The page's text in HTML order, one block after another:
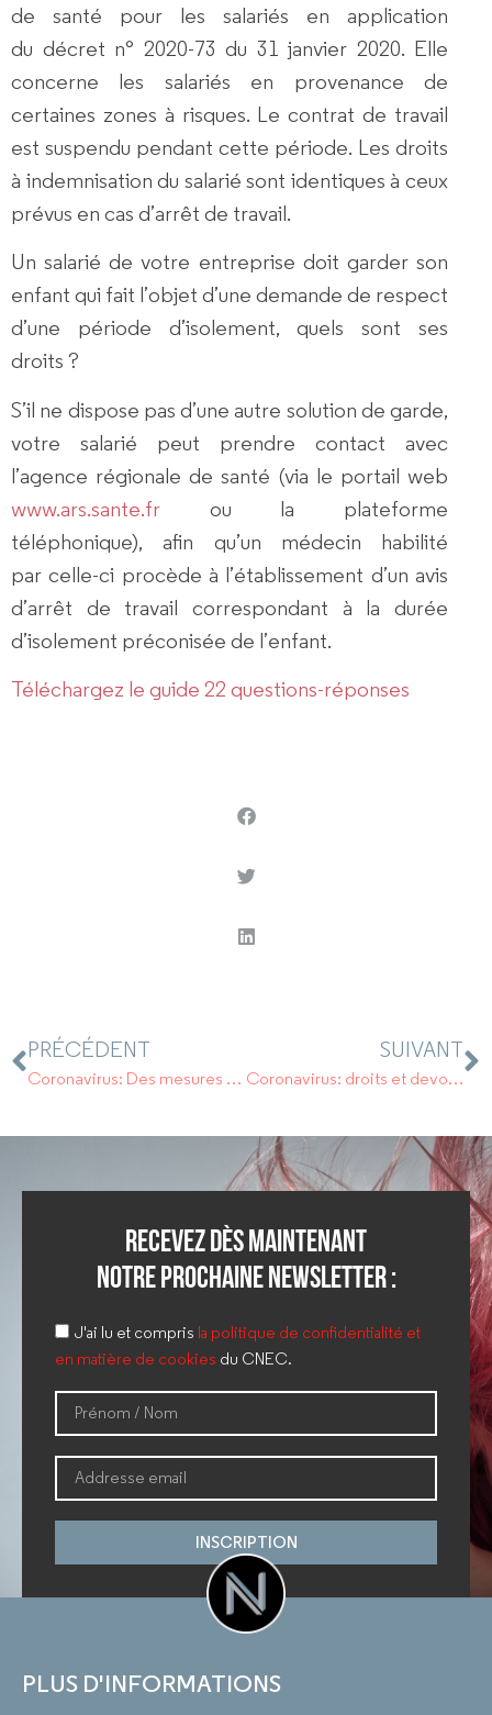
de santé pour les salariés en application
du décret n° 2020-73 du 31 janvier 2020. Elle
concerne les salariés en provenance de
certaines zones à risques. Le contrat de travail
est suspendu pendant cette période. Les droits
à indemnisation du salarié sont identiques à ceux
prévus en cas d’arrêt de travail.
Un salarié de votre entreprise doit garder son
enfant qui fait l’objet d’une demande de respect
d’une période d’isolement, quels sont ses
droits ?
S’il ne dispose pas d’une autre solution de garde,
votre salarié peut prendre contact avec
l’agence régionale de santé (via le portail web
www.ars.sante.fr ou la plateforme
téléphonique), afin qu’un médecin habilité
par celle-ci procède à l’établissement d’un avis
d’arrêt de travail correspondant à la durée
d’isolement préconisée de l’enfant.
Téléchargez le guide 22 questions-réponses
PRÉCÉDENT
Coronavirus: Des mesures pour les entreprises.
SUIVANT
Coronavirus: droits et devoirs des employeurs
Recevez dès maintenant
notre prochaine newsletter :
J'ai lu et compris la politique de confidentialité et
en matière de cookies du CNEC.
INSCRIPTION
PLUS D'INFORMATIONS